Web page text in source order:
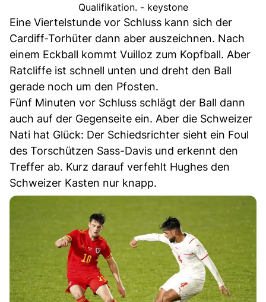
Qualifikation. - keystone
Eine Viertelstunde vor Schluss kann sich der
Cardiff-Torhüter dann aber auszeichnen. Nach
einem Eckball kommt Vuilloz zum Kopfball. Aber
Ratcliffe ist schnell unten und dreht den Ball
gerade noch um den Pfosten.
Fünf Minuten vor Schluss schlägt der Ball dann
auch auf der Gegenseite ein. Aber die Schweizer
Nati hat Glück: Der Schiedsrichter sieht ein Foul
des Torschützen Sass-Davis und erkennt den
Treffer ab. Kurz darauf verfehlt Hughes den
Schweizer Kasten nur knapp.